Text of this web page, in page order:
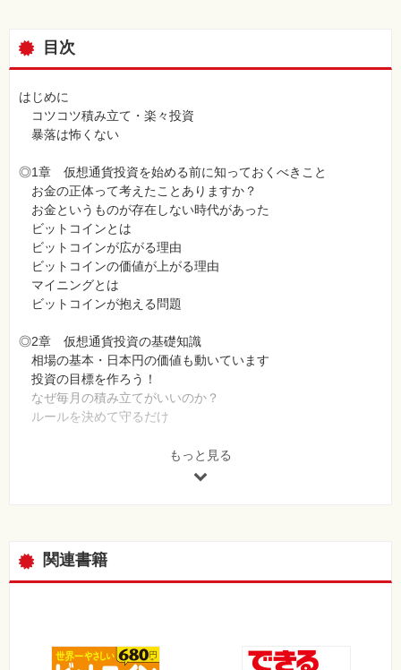
目次
はじめに
コツコツ積み立て・楽々投資
暴落は怖くない
◎1章 仮想通貨投資を始める前に知っておくべきこと
お金の正体って考えたことありますか？
お金というものが存在しない時代があった
ビットコインとは
ビットコインが広がる理由
ビットコインの価値が上がる理由
マイニングとは
ビットコインが抱える問題
◎2章 仮想通貨投資の基礎知識
相場の基本・日本円の価値も動いています
投資の目標を作ろう！
なぜ毎月の積み立てがいいのか？
ルールを決めて守るだけ
◎3章 仮想通貨の買い方・売り方・育て方
ビットコインの育て方
◎4章 仮想通貨の保管方法
TREZOR
もっと見る
関連書籍